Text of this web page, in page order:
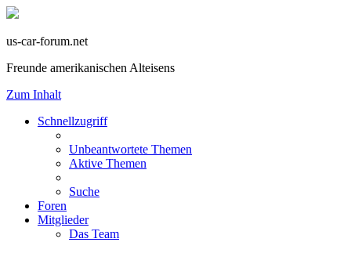
us-car-forum.net
Freunde amerikanischen Alteisens
Zum Inhalt
Schnellzugriff
Unbeantwortete Themen
Aktive Themen
Suche
Foren
Mitglieder
Das Team